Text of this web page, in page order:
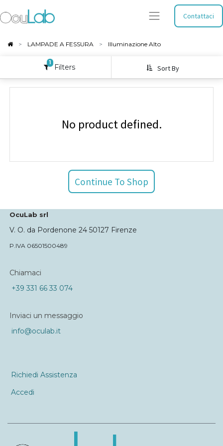
Contattaci
LAMPADE A FESSURA Illuminazione Alto
1
Filters Sort By
No product defined.
Continue To Shop
OcuLab srl
V. O. da Pordenone 24 50127 Firenze
P.IVA 06501500489
Chiamaci
+39 331 66 33 074
Inviaci un messaggio
info@oculab.it
Richiedi Assistenza
Accedi